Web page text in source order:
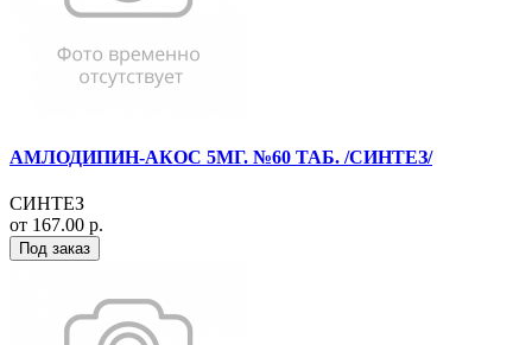
АМЛОДИПИН-АКОС 5МГ. №60 ТАБ. /СИНТЕЗ/
СИНТЕЗ
от 167.00 р.
Под заказ